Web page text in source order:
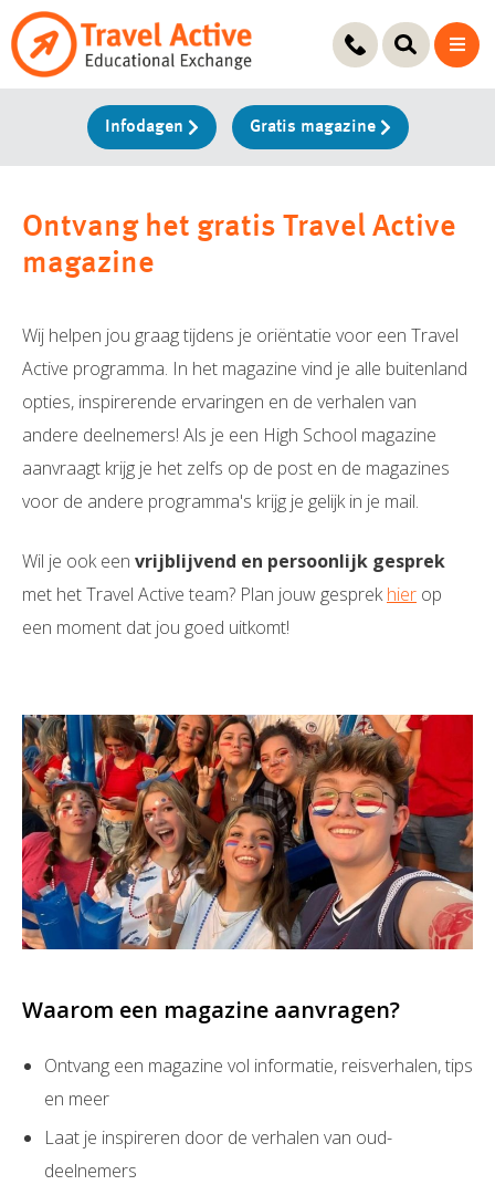
Ga
naar
Infodagen Gratis magazine
Ontvang het gratis Travel Active
magazine
Wij helpen jou graag tijdens je oriëntatie voor een Travel
Active programma. In het magazine vind je alle buitenland
opties, inspirerende ervaringen en de verhalen van
andere deelnemers! Als je een High School magazine
aanvraagt krijg je het zelfs op de post en de magazines
voor de andere programma's krijg je gelijk in je mail.
Wil je ook een vrijblijvend en persoonlijk gesprek
met het Travel Active team? Plan jouw gesprekhier op
een moment dat jou goed uitkomt!
Waarom een magazine aanvragen?
Ontvang een magazine vol informatie, reisverhalen, tips
en meer
Laat je inspireren door de verhalen van oud-
deelnemers